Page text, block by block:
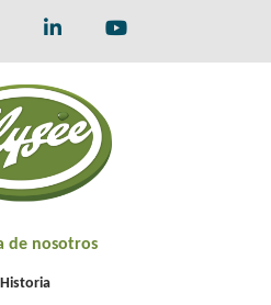
de nosotros
Historia